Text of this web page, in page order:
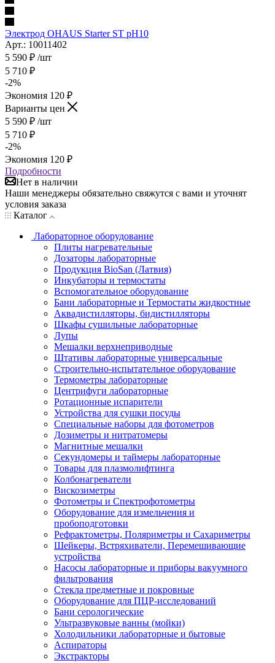
Электрод OHAUS Starter ST pH10
Арт.: 10011402
5 590 ₽ /шт
5 710 ₽
-2%
Экономия 120 ₽
Варианты цен
5 590 ₽ /шт
5 710 ₽
-2%
Экономия 120 ₽
Подробности
Нет в наличии
Наши менеджеры обязательно свяжутся с вами и уточнят
условия заказа
Каталог
Лабораторное оборудование
Плиты нагревательные
Дозаторы лабораторные
Продукция BioSan (Латвия)
Инкубаторы и термостаты
Вспомогательное оборудование
Бани лабораторные и Термостаты жидкостные
Аквадистилляторы, бидистилляторы
Шкафы сушильные лабораторные
Лупы
Мешалки верхнеприводные
Штативы лабораторные универсальные
Строительно-испытательное оборудование
Термометры лабораторные
Центрифуги лабораторные
Ротационные испарители
Устройства для сушки посуды
Специальные наборы для фотометров
Дозиметры и нитратомеры
Магнитные мешалки
Секундомеры и таймеры лабораторные
Товары для плазмолифтинга
Колбонагреватели
Вискозиметры
Фотометры и Спектрофотометры
Оборудование для измельчения и
пробоподготовки
Рефрактометры, Поляриметры и Сахариметры
Шейкеры, Встряхиватели, Перемешивающие
устройства
Насосы лабораторные и приборы вакуумного
фильтрования
Стекла предметные и покровные
Оборудование для ПЦР-исследований
Бани серологические
Ультразвуковые ванны (мойки)
Холодильники лабораторные и бытовые
Аспираторы
Экстракторы